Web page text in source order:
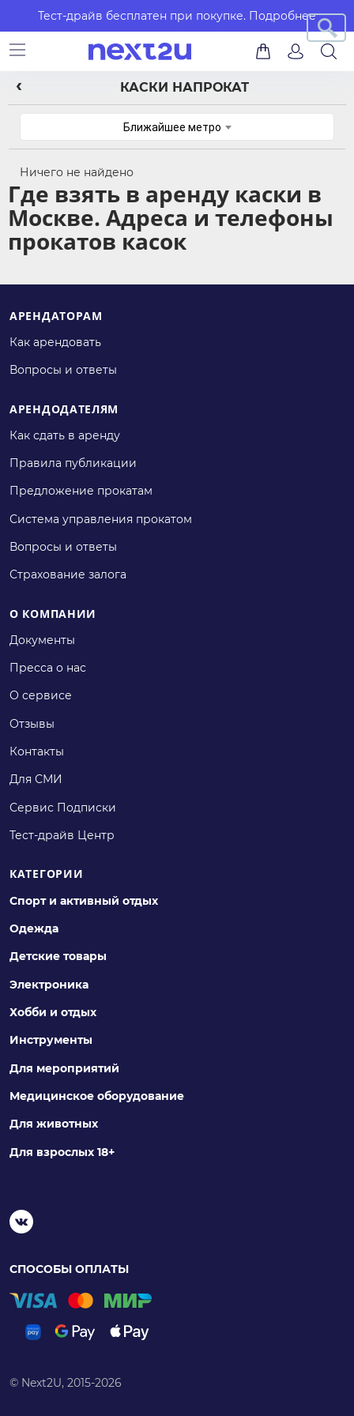
Тест-драйв бесплатен при покупке. Подробнее
КАСКИ НАПРОКАТ
Ближайшее метро
Ничего не найдено
Где взять в аренду каски в
Москве. Адреса и телефоны
прокатов касок
АРЕНДАТОРАМ
Как арендовать
Вопросы и ответы
АРЕНДОДАТЕЛЯМ
Как сдать в аренду
Правила публикации
Предложение прокатам
Система управления прокатом
Вопросы и ответы
Страхование залога
О КОМПАНИИ
Документы
Пресса о нас
О сервисе
Отзывы
Контакты
Для СМИ
Сервис Подписки
Тест-драйв Центр
КАТЕГОРИИ
Спорт и активный отдых
Одежда
Детские товары
Электроника
Хобби и отдых
Инструменты
Для мероприятий
Медицинское оборудование
Для животных
Для взрослых 18+
СПОСОБЫ ОПЛАТЫ
© Next2U, 2015-2026